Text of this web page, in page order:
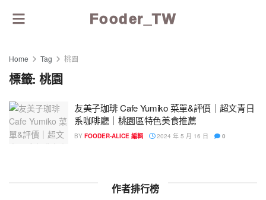
Fooder_TW
Home Tag 桃園
標籤:桃園
友美子珈琲 Cafe Yumiko 菜單&評價｜超文青日
系咖啡廳｜桃園區特色美食推薦
BY FOODER-ALICE 編輯 2024 年 5 月 16 日 0
作者排行榜